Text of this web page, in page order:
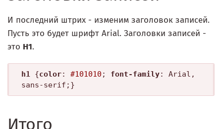
И последний штрих - изменим заголовок записей.
Пусть это будет шрифт Arial. Заголовки записей -
это H1.
h1 {color: #101010 ; font-family: Arial,
Итого